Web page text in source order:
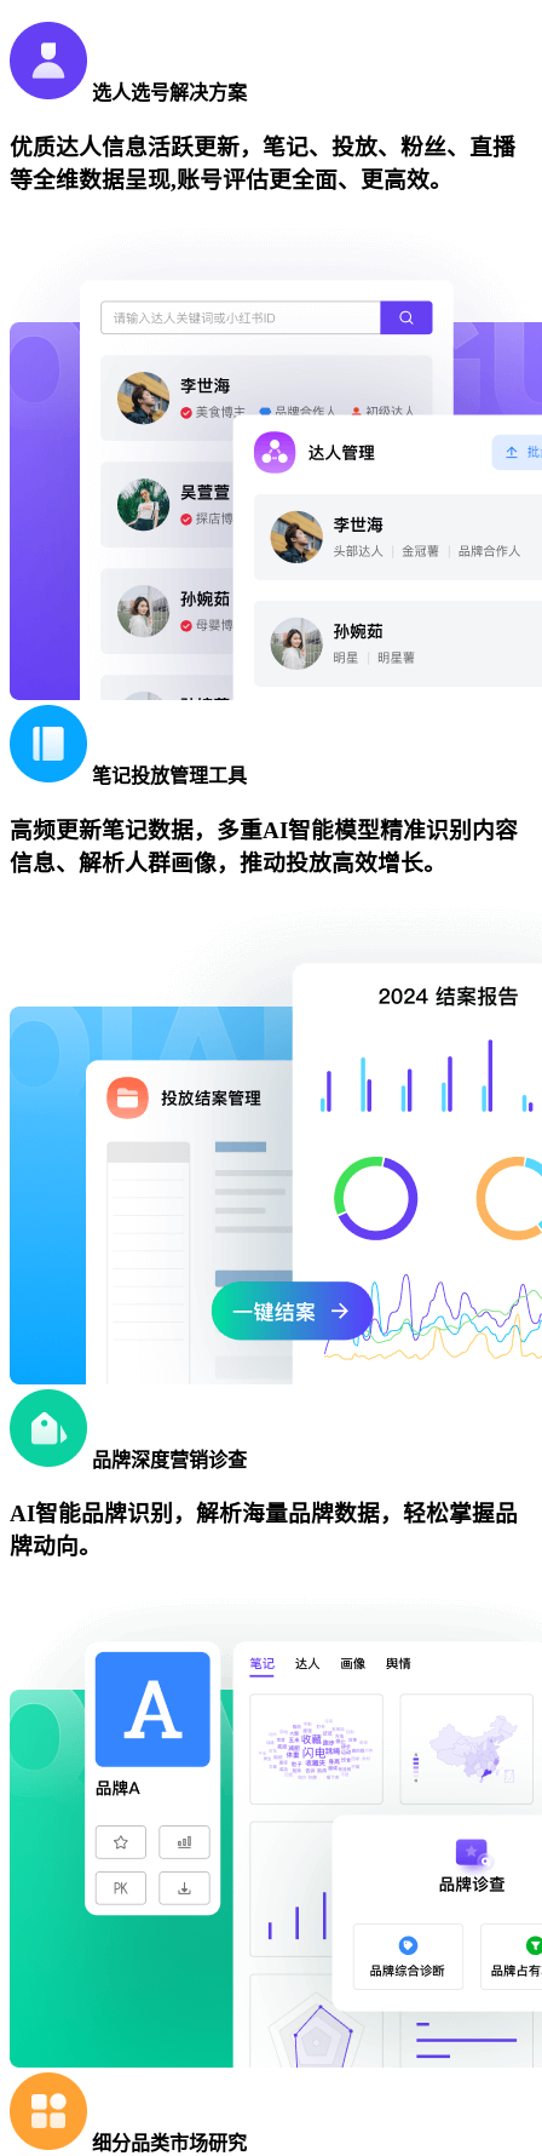
选人选号解决方案
优质达人信息活跃更新，笔记、投放、粉丝、直播
等全维数据呈现,账号评估更全面、更高效。
笔记投放管理工具
高频更新笔记数据，多重AI智能模型精准识别内容
信息、解析人群画像，推动投放高效增长。
品牌深度营销诊查
AI智能品牌识别，解析海量品牌数据，轻松掌握品
牌动向。
细分品类市场研究